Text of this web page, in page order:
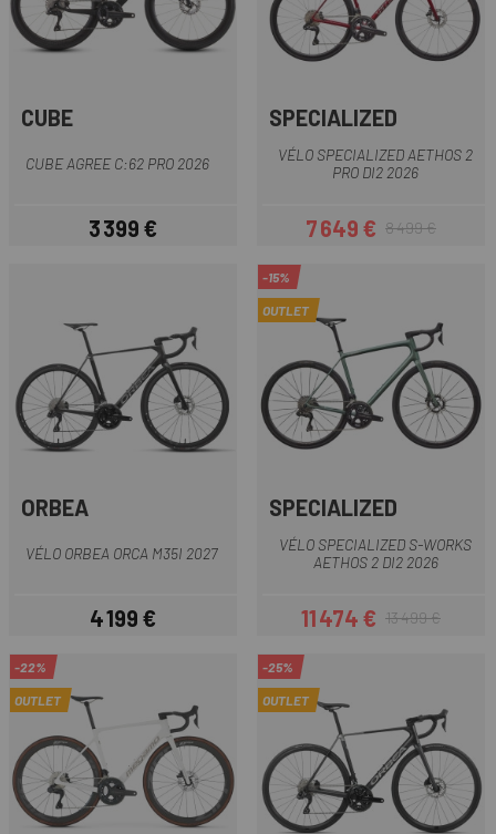
CUBE
CUBE AGREE C:62 PRO 2026
Prix
3 399 €
SPECIALIZED
VÉLO SPECIALIZED AETHOS 2
PRO DI2 2026
Prix
7 649 €Prix habituel
8 499 €
ORBEA
VÉLO ORBEA ORCA M35I 2027
Prix
4 199 €
-15%
OUTLET
SPECIALIZED
VÉLO SPECIALIZED S-WORKS
AETHOS 2 DI2 2026
Prix
11 474 €Prix habituel
13 499 €
-22%
OUTLET
-25%
OUTLET